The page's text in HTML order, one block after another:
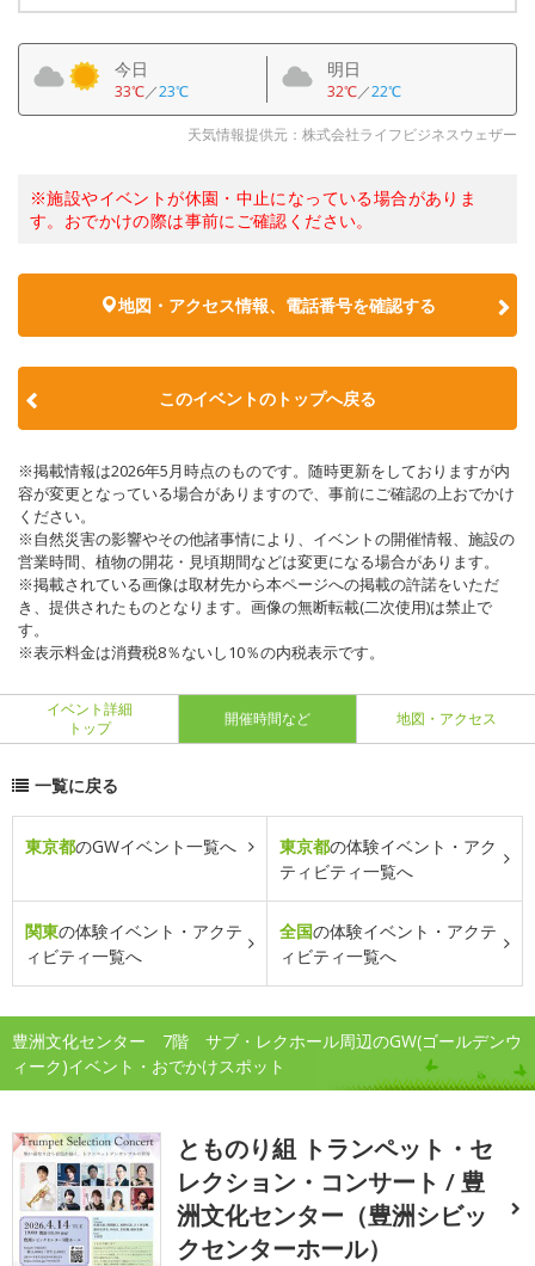
今日
33℃／23℃
明日
32℃／22℃
天気情報提供元：株式会社ライフビジネスウェザー
※施設やイベントが休園・中止になっている場合がありま
す。おでかけの際は事前にご確認ください。
地図・アクセス情報、電話番号を確認する
このイベントのトップへ戻る
※掲載情報は2026年5月時点のものです。随時更新をしておりますが内
容が変更となっている場合がありますので、事前にご確認の上おでかけ
ください。
※自然災害の影響やその他諸事情により、イベントの開催情報、施設の
営業時間、植物の開花・見頃期間などは変更になる場合があります。
※掲載されている画像は取材先から本ページへの掲載の許諾をいただ
き、提供されたものとなります。画像の無断転載(二次使用)は禁止で
す。
※表示料金は消費税8％ないし10％の内税表示です。
イベント詳細
トップ
開催時間など 地図・アクセス
一覧に戻る
東京都のGWイベント一覧へ 東京都の体験イベント・アク
ティビティ一覧へ
関東の体験イベント・アクテ
ィビティ一覧へ
全国の体験イベント・アクテ
ィビティ一覧へ
豊洲文化センター 7階 サブ・レクホール周辺のGW(ゴールデンウ
ィーク)イベント・おでかけスポット
とものり組 トランペット・セ
レクション・コンサート / 豊
洲文化センター（豊洲シビッ
クセンターホール）